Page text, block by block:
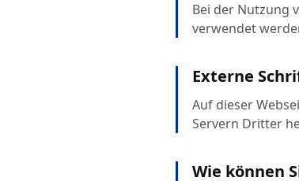
Bei der Nutzung
verwendet
Externe
Auf dieser
Servern Dritter
Wie können